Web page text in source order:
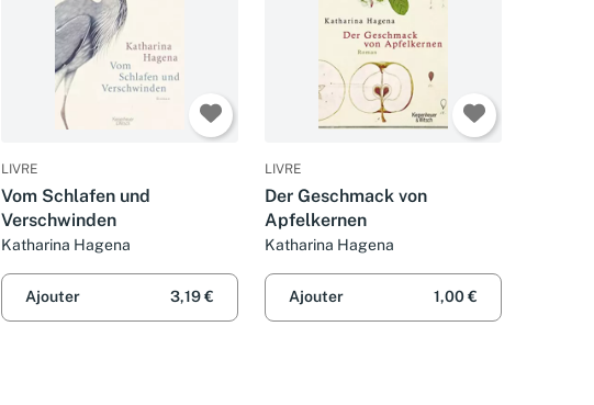
LIVRE
Vom Schlafen und
Verschwinden
Katharina Hagena
Ajouter 3,19 €
LIVRE
Der Geschmack von
Apfelkernen
Katharina Hagena
Ajouter 1,00 €